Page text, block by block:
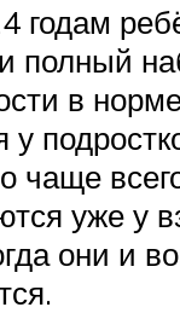
годам
полный
в
у
чаще
уже у
они и